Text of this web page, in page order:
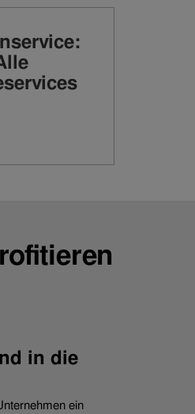
in die
ein